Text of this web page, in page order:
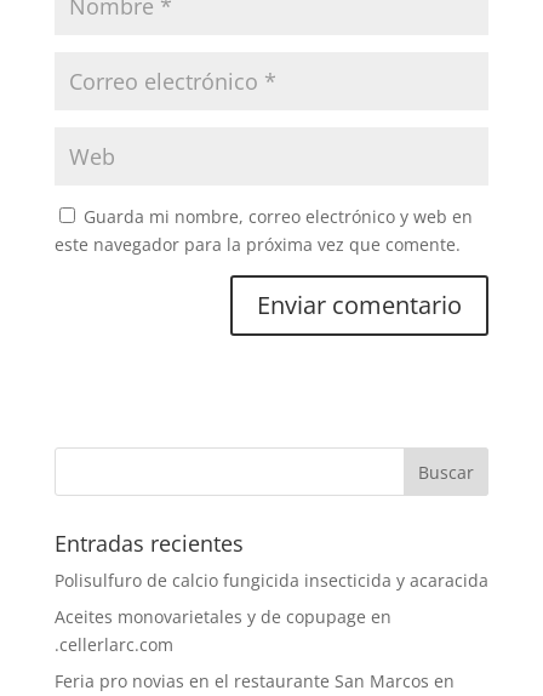
Guarda mi nombre, correo electrónico y web en
este navegador para la próxima vez que comente.
Entradas recientes
Polisulfuro de calcio fungicida insecticida y acaracida
Aceites monovarietales y de copupage en
.cellerlarc.com
Feria pro novias en el restaurante San Marcos en